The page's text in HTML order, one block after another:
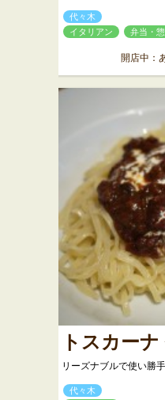
代々木
イタリアン
弁当・
開店中：
トスカー
リーズナブルで使い勝
代々木